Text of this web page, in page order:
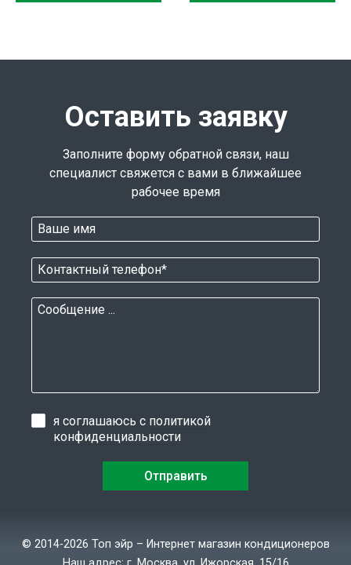
Оставить заявку
Заполните форму обратной связи, наш
специалист свяжется с вами в ближайшее
рабочее время
я соглашаюсь с политикой
конфиденциальности
© 2014-2026 Топ эйр – Интернет магазин кондиционеров